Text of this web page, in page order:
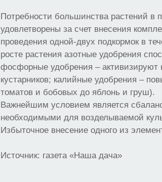
Потребности большинства растений в
удовлетворены за счет внесения
проведения одной-двух подкормок в
росте растения азотные удобрения
фосфорные удобрения – активизируют
кустарников; калийные удобрения –
томатов и бобовых до яблонь и груш).
Важнейшим условием является
необходимыми для возделываемой
Избыточное внесение одного из
Источник: газета «Наша дача»